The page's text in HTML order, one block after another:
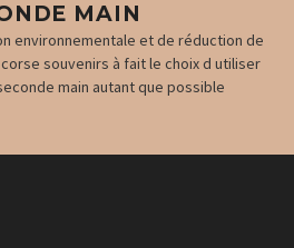
MAIN
environnementale et de réduction de
souvenirs à fait le choix d utiliser
main autant que possible